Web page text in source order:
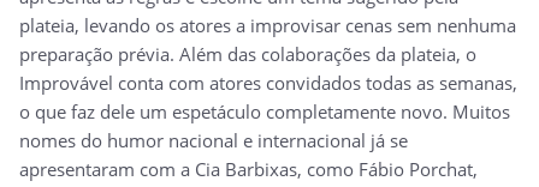
plateia, levando os atores a improvisar cenas sem nenhuma
preparação prévia. Além das colaborações da plateia, o
Improvável conta com atores convidados todas as semanas,
o que faz dele um espetáculo completamente novo. Muitos
nomes do humor nacional e internacional já se
apresentaram com a Cia Barbixas, como Fábio Porchat,